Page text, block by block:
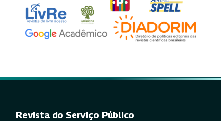
Revista do Serviço Público